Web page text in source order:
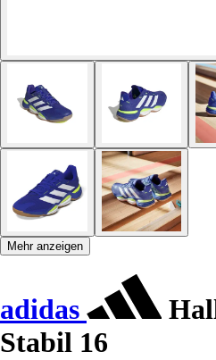
Mehr anzeigen
adidas
Stabil 16